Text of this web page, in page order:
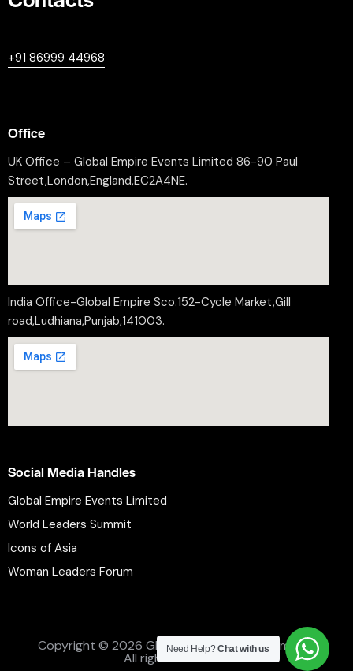
+91 86999 44968
Office
UK Office – Global Empire Events Limited 86-90 Paul
Street,London,England,EC2A4NE.
India Office-Global Empire Sco.152-Cycle Market,Gill
road,Ludhiana,Punjab,141003.
Social Media Handles
Global Empire Events Limited
World Leaders Summit
Icons of Asia
Woman Leaders Forum
Copyright © 2026 Global Empire Events Limited.
All rights reserved.
Need Help?Chat with us